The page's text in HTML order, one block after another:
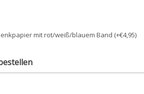
mit rot/weiß/blauem Band (+€4,95)